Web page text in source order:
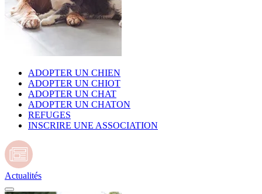
ADOPTER UN CHIEN
ADOPTER UN CHIOT
ADOPTER UN CHAT
ADOPTER UN CHATON
REFUGES
INSCRIRE UNE ASSOCIATION
Actualités